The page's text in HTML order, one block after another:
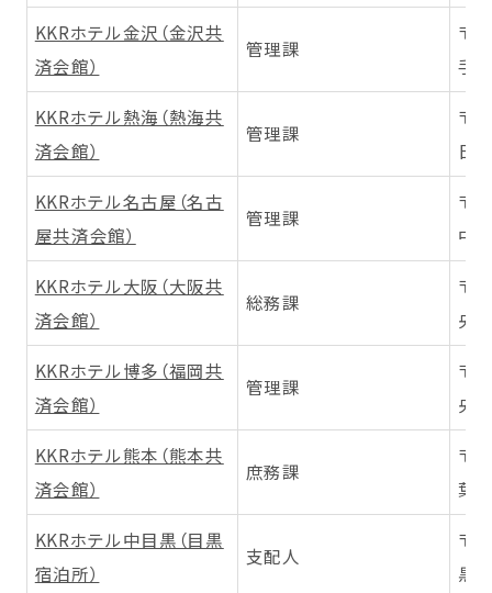
KKRホテル金沢（金沢共
済会館）
管理課
〒
手
KKRホテル熱海（熱海共
済会館）
管理課
〒
日
KKRホテル名古屋（名古
屋共済会館）
管理課
〒
中
KKRホテル大阪（大阪共
済会館）
総務課
〒
央
KKRホテル博多（福岡共
済会館）
管理課
〒
央
KKRホテル熊本（熊本共
済会館）
庶務課
〒
葉
KKRホテル中目黒（目黒
宿泊所）
支配人
〒
黒